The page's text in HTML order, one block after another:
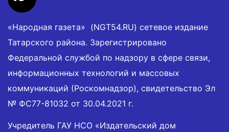
«Народная газета» (NGT54.RU) сетевое издание
Татарского района. Зарегистрировано
Федеральной службой по надзору в сфере связи,
информационных технологий и массовых
коммуникаций (Роскомнадзор), свидетельство Эл
№ ФС77-81032 от 30.04.2021 г.
Учредитель ГАУ НСО «Издательский дом